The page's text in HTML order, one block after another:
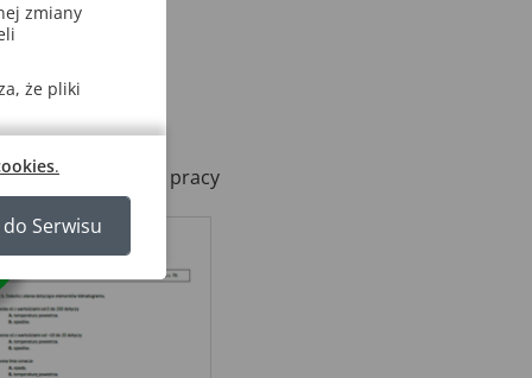
wykres! – Karta pracy
zmiany
że pliki
.
Serwisu